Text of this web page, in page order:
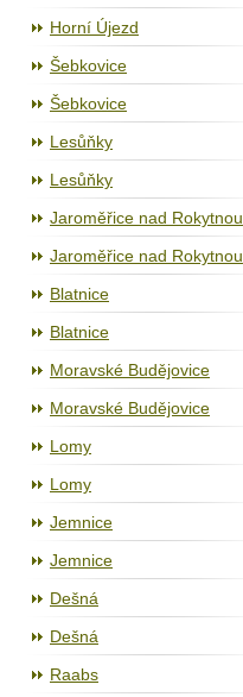
Horní Újezd
Šebkovice
Šebkovice
Lesůňky
Lesůňky
Jaroměřice nad Rokytnou
Jaroměřice nad Rokytnou
Blatnice
Blatnice
Moravské Budějovice
Moravské Budějovice
Lomy
Lomy
Jemnice
Jemnice
Dešná
Dešná
Raabs